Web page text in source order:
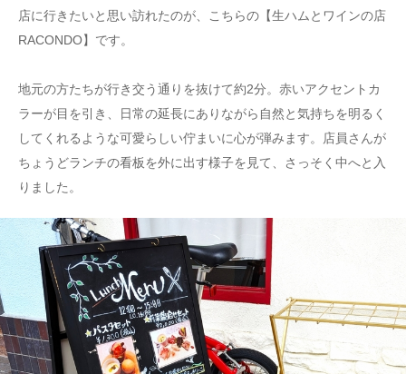
店に行きたいと思い訪れたのが、こちらの【生ハムとワインの店
RACONDO】です。
地元の方たちが行き交う通りを抜けて約2分。赤いアクセントカ
ラーが目を引き、日常の延長にありながら自然と気持ちを明るく
してくれるような可愛らしい佇まいに心が弾みます。店員さんが
ちょうどランチの看板を外に出す様子を見て、さっそく中へと入
りました。